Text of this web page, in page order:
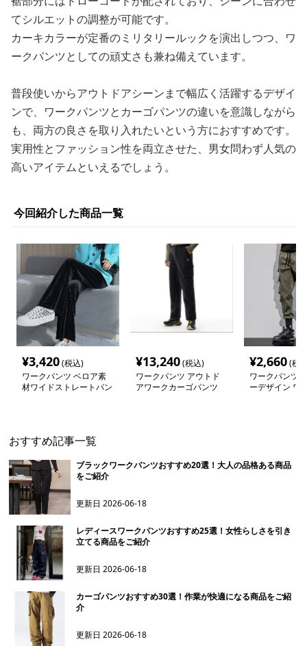
てシルエットの調整が可能です。
カーキカラーが定番のミリタリールックを演出しつつ、ワ
ークパンツとしての頑丈さも兼ね備えています。
普段使いからアウトドアシーンまで幅広く活躍するデザイ
ンで、ワークパンツとカーゴパンツの違いを意識しながら
も、両方の良さを取り入れたいという方におすすめです。
実用性とファッション性を両立させた、男女問わず人気の
高いアイテムといえるでしょう。
今回紹介した商品一覧
¥3,420(税込)
ワークパンツ ベロア素
材ワイドストレートパン
¥13,240(税込)
ワークパンツ アウトド
アワークカーゴパンツ
¥2,660(税
ワークパンツ
ーデザイン ワ
おすすめ記事一覧
ブラックワークパンツおすすめ20選！大人の品格ある商品
をご紹介
更新日2026-06-18
レディースワークパンツおすすめ25選！女性らしさを引き
立てる商品をご紹介
更新日2026-06-18
カーゴパンツおすすめ30選！作業が快適になる商品をご紹
介
更新日2026-06-18